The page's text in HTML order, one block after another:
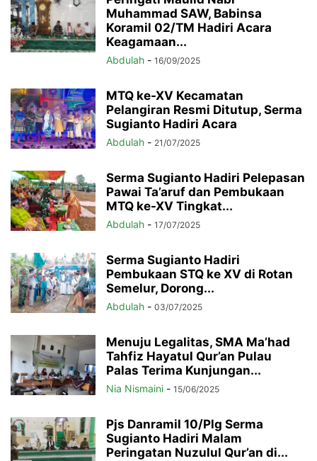
Muhammad SAW, Babinsa
Koramil 02/TM Hadiri Acara
Keagamaan...
Abdulah - 16/09/2025
MTQ ke-XV Kecamatan
Pelangiran Resmi Ditutup, Serma
Sugianto Hadiri Acara
Abdulah - 21/07/2025
Serma Sugianto Hadiri Pelepasan
Pawai Ta’aruf dan Pembukaan
MTQ ke-XV Tingkat...
Abdulah - 17/07/2025
Serma Sugianto Hadiri
Pembukaan STQ ke XV di Rotan
Semelur, Dorong...
Abdulah - 03/07/2025
Menuju Legalitas, SMA Ma’had
Tahfiz Hayatul Qur’an Pulau
Palas Terima Kunjungan...
Nia Nismaini - 15/06/2025
Pjs Danramil 10/Plg Serma
Sugianto Hadiri Malam
Peringatan Nuzulul Qur’an di...